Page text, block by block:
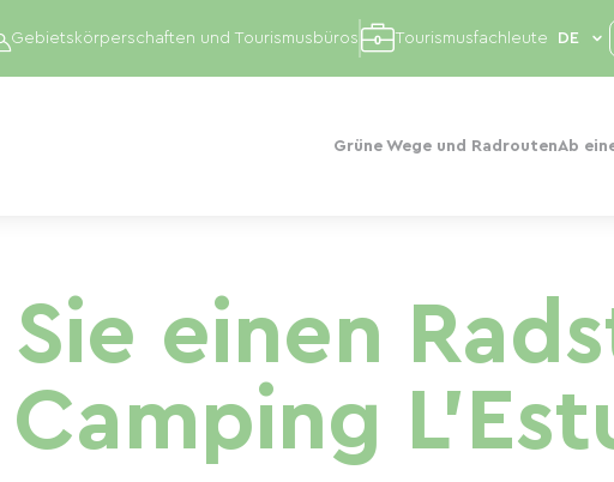
Grüne Wege und RadroutenAb
Gebietskörperschaften und Tourismusbüros Tourismusfachleute
Sie einen